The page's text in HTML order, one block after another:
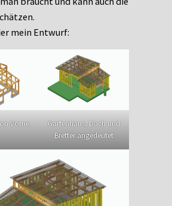
mein Entwurf:
Vorne
Gartenhaus, Dach und
Bretter angedeutet